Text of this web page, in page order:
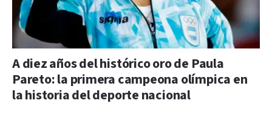
A diez años del histórico oro de Paula
Pareto: la primera campeona olímpica en
la historia del deporte nacional